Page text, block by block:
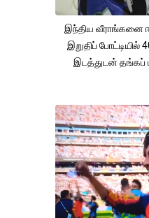
இந்திய வீராங்கனை
இறுதிப் போட்டியில்
இடத்துடன் தங்கப்